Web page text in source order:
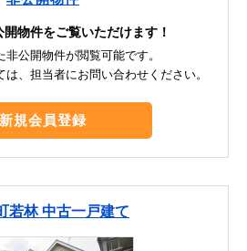
物件をご覧いただけます！
公開物件が閲覧可能です。
、担当者にお問い合わせください。
新規会員登録
若林 中古一戸建て